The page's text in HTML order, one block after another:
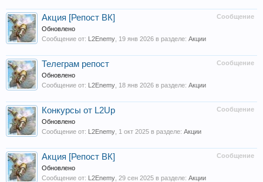
Сообщение
Акция [Репост ВК]
Обновлено
Сообщение от: L2Enemy 19 янв 2026 в разделе: Акции
Сообщение
Телеграм репост
Обновлено
Сообщение от: L2Enemy 18 янв 2026 в разделе: Акции
Сообщение
Конкурсы от L2Up
Обновлено
Сообщение от: L2Enemy 1 окт 2025 в разделе: Акции
Сообщение
Акция [Репост ВК]
Обновлено
Сообщение от: L2Enemy 29 сен 2025 в разделе: Акции